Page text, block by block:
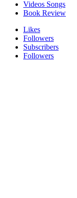
Videos Songs
Book Review
Likes
Followers
Subscribers
Followers